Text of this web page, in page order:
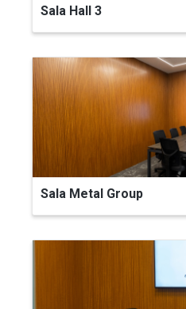
Sala Hall 3
Sala Metal Group